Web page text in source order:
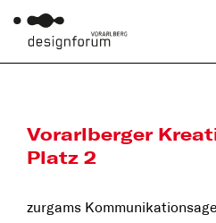
Vorarlberger
Platz 2
zurgams